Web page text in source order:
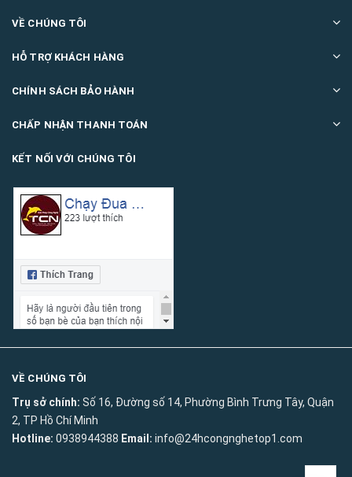
VỀ CHÚNG TÔI
HỖ TRỢ KHÁCH HÀNG
CHÍNH SÁCH BẢO HÀNH
CHẤP NHẬN THANH TOÁN
KẾT NỐI VỚI CHÚNG TÔI
VỀ CHÚNG TÔI
Trụ sở chính: Số 16, Đường số 14, Phường Bình Trưng Tây, Quận
2, TP Hồ Chí Minh
Hotline: 0938944388 Email: info@24hcongnghetop1.com